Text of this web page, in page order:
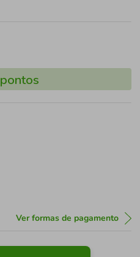
pontos
Ver formas de pagamento